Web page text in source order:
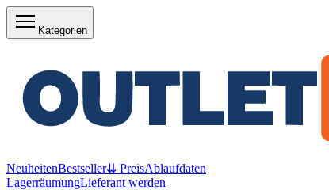
Kategorien
NeuheitenBestseller⇊ PreisAblaufdaten
LagerräumungLieferant werden